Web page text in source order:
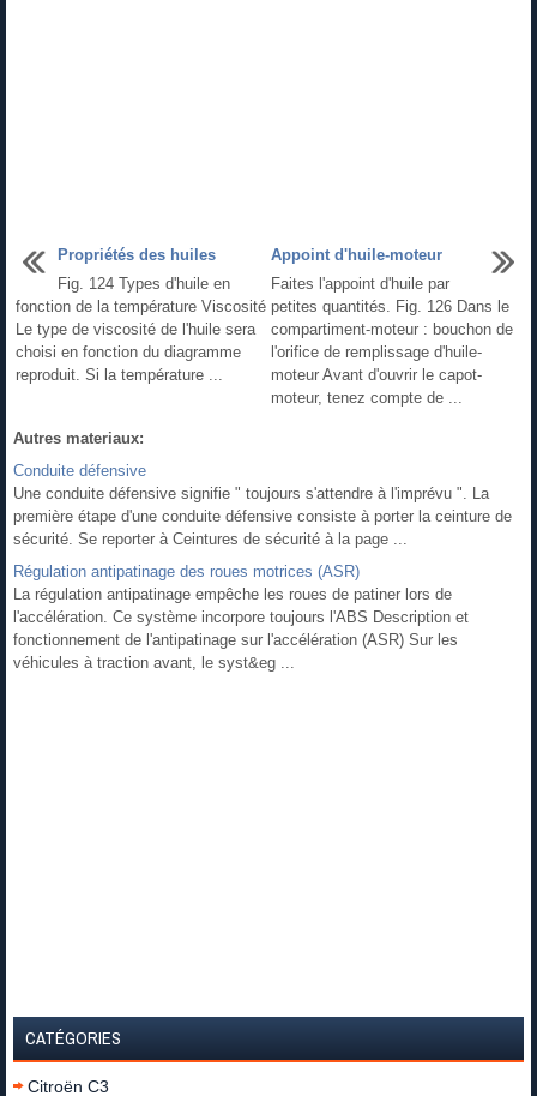
Propriétés des huiles
Fig. 124 Types d'huile en
fonction de la température Viscosité
Le type de viscosité de l'huile sera
choisi en fonction du diagramme
reproduit. Si la température ...
Appoint d'huile-moteur
Faites l'appoint d'huile par
petites quantités. Fig. 126 Dans le
compartiment-moteur : bouchon de
l'orifice de remplissage d'huile-
moteur Avant d'ouvrir le capot-
moteur, tenez compte de ...
Autres materiaux:
Conduite défensive
Une conduite défensive signifie " toujours s'attendre à l'imprévu ". La
première étape d'une conduite défensive consiste à porter la ceinture de
sécurité. Se reporter à Ceintures de sécurité à la page ...
Régulation antipatinage des roues motrices (ASR)
La régulation antipatinage empêche les roues de patiner lors de
l'accélération. Ce système incorpore toujours l'ABS Description et
fonctionnement de l'antipatinage sur l'accélération (ASR) Sur les
véhicules à traction avant, le syst&eg ...
CATÉGORIES
Citroën C3